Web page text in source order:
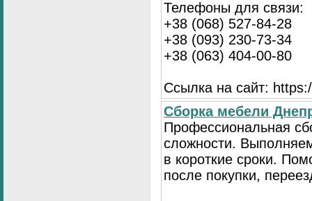
Телефоны для связи:
+38 (068) 527-84-28
+38 (093) 230-73-34
+38 (063) 404-00-80
Ссылка на сайт:
Сборка мебели
Профессиональная
сложности.
в короткие сроки.
после покупки,